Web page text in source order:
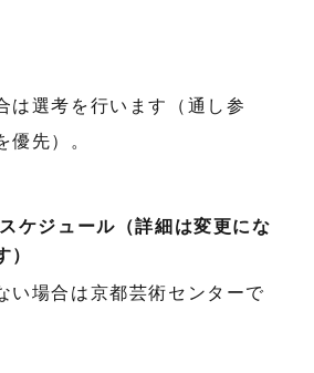
は選考を行います（通し参
優先）。
ケジュール（詳細は変更にな
）
い場合は京都芸術センターで